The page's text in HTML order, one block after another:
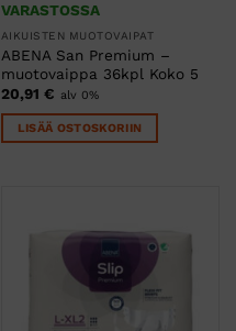
VARASTOSSA
AIKUISTEN MUOTOVAIPAT
ABENA San Premium –
muotovaippa 36kpl Koko 5
20,91 € alv 0%
LISÄÄ OSTOSKORIIN